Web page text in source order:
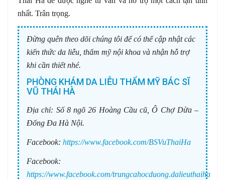
nhất. Trân trọng.
Đừng quên theo dõi chúng tôi để có thể cập nhật các
kiến thức da liễu, thẩm mỹ nội khoa và nhận hỗ trợ
khi cần thiết nhé.
PHÒNG KHÁM DA LIỄU THẨM MỸ BÁC SĨ
VŨ THÁI HÀ
Địa chỉ: Số 8 ngõ 26 Hoàng Cầu cũ, Ô Chợ Dừa –
Đống Đa Hà Nội.
Facebook: https://www.facebook.com/BSVuThaiHa
Facebook:
https://www.facebook.com/trungcahocduong.dalieuthaiha